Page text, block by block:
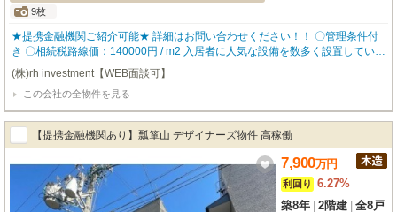
9枚
★提携金融機関ご紹介可能★ 詳細はお問い合わせください！！ 〇管理条件付
き 〇相続税路線価：140000円 / m2 入居者に人気な設備を数多く設置している
ので、入居率も高く どなたにも気に入って頂ける物件となっております。 ▼
物件仕様▼ ・バストイレ別 ・独立洗面台 ・ロフト付き 【robothomeグルー
プ】 ・東証上場企業グループ会社 ・仕入、設計、施工、販売、管理、ワンス
トップ ・金融機関のご相談も承ります。
(株)rh investment【WEB面談可】
この会社の全物件を見る
【提携金融機関あり】瓢箪山 デザイナーズ物件 高稼働
7,900万円
利回り
6.27%
築8年 2階建 全8戸